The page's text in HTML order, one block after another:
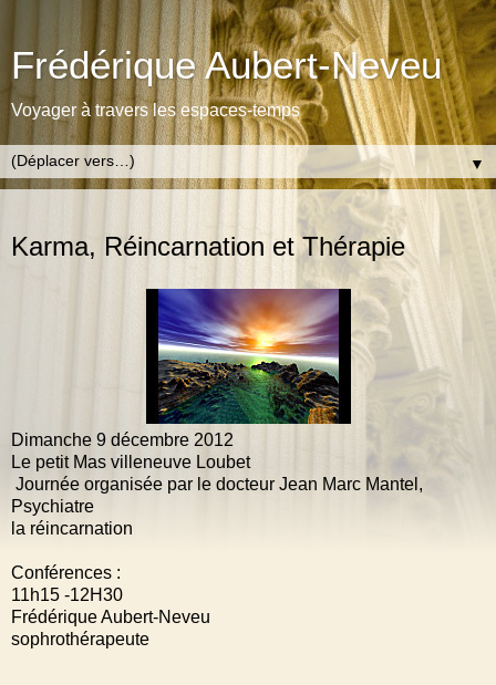
Frédérique Aubert-Neveu
Voyager à travers les espaces-temps
▼
Karma, Réincarnation et Thérapie
Dimanche 9 décembre 2012
Le petit Mas villeneuve Loubet
Journée organisée par le docteur Jean Marc Mantel,
Psychiatre
la réincarnation
Conférences :
11h15 -12H30
Frédérique Aubert-Neveu
sophrothérapeute